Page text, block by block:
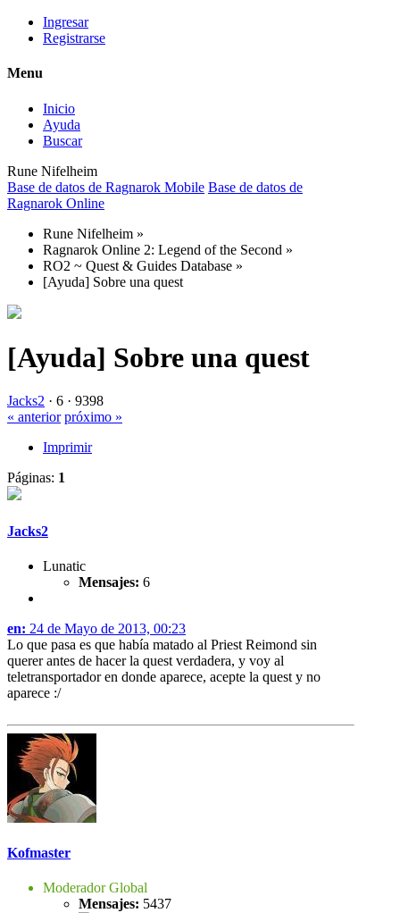
Ingresar
Registrarse
Menu
Inicio
Ayuda
Buscar
Rune Nifelheim
Base de datos de Ragnarok Mobile Base de datos de
Ragnarok Online
Rune Nifelheim »
Ragnarok Online 2: Legend of the Second »
RO2 ~ Quest & Guides Database »
[Ayuda] Sobre una quest
[Ayuda] Sobre una quest
Jacks2 · 6 · 9398
« anterior próximo »
Imprimir
Páginas: 1
Jacks2
Lunatic
Mensajes: 6
en: 24 de Mayo de 2013, 00:23
Lo que pasa es que había matado al Priest Reimond sin
querer antes de hacer la quest verdadera, y voy al
teletransportador en donde aparece, acepte la quest y no
aparece :/
Kofmaster
Moderador Global
Mensajes: 5437